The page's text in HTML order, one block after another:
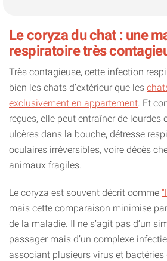
Le coryza du chat : une
respiratoire très
Très contagieuse, cette infection
bien les chats d’extérieur que les
exclusivement en appartement . Et
reçues, elle peut entraîner de lourdes
ulcères dans la bouche, détresse
oculaires irréversibles, voire décès
animaux fragiles.
Le coryza est souvent décrit comme
mais cette comparaison minimise
de la maladie. Il ne s’agit pas d’un
passager mais d’un complexe
associant plusieurs virus et